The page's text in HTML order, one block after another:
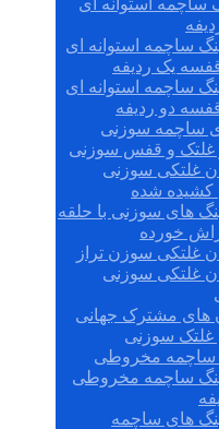
ساچمه استوانه ای
ساچمه استوانه ای
یک ردیفه
ساچمه استوانه ای
دو ردیفه
ساچمه سوزنی
غلتک و قفس سوزنی
غلتکی سوزنی
کشیده شده
های سوزنی با حلقه
خورده
غلتکی سوزن تراز
غلتکی سوزنی
های مشترک جهانی
غلتک سوزنی
ساچمه مخروطی
ساچمه مخروطی
های ساچمه